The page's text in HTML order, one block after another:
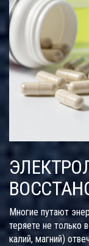
Многие путают
теряете не только
калий, магний)